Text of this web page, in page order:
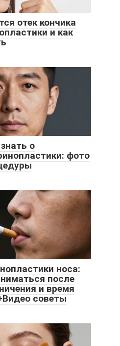
отек кончика
и как
о
фото
носа:
после
и время
советы